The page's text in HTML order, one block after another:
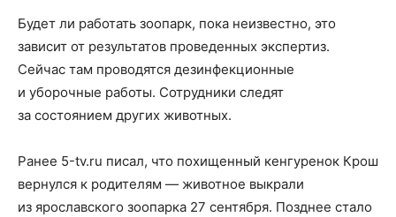
Будет ли работать зоопарк, пока неизвестно, это
зависит от результатов проведенных экспертиз.
Сейчас там проводятся дезинфекционные
и уборочные работы. Сотрудники следят
за состоянием других животных.
Ранее 5-tv.ru писал, что похищенный кенгуренок Крош
вернулся к родителям — животное выкрали
из ярославского зоопарка 27 сентября. Позднее стало